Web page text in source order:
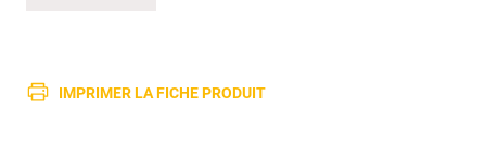
IMPRIMER LA FICHE PRODUIT